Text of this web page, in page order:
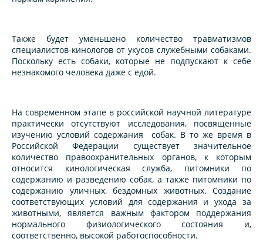
Также будет уменьшено количество травматизмов
специалистов-кинологов от укусов служебными собаками.
Поскольку есть собаки, которые не подпускают к себе
незнакомого человека даже с едой.
На современном этапе в российской научной литературе
практически отсутствуют исследования, посвященные
изучению условий содержания собак. В то же время в
Российской Федерации существует значительное
количество правоохранительных органов, к которым
относится кинологическая служба, питомники по
содержанию и разведению собак, а также питомники по
содержанию уличных, бездомных животных. Создание
соответствующих условий для содержания и ухода за
животными, является важным фактором поддержания
нормального физиологического состояния и,
соответственно, высокой работоспособности.